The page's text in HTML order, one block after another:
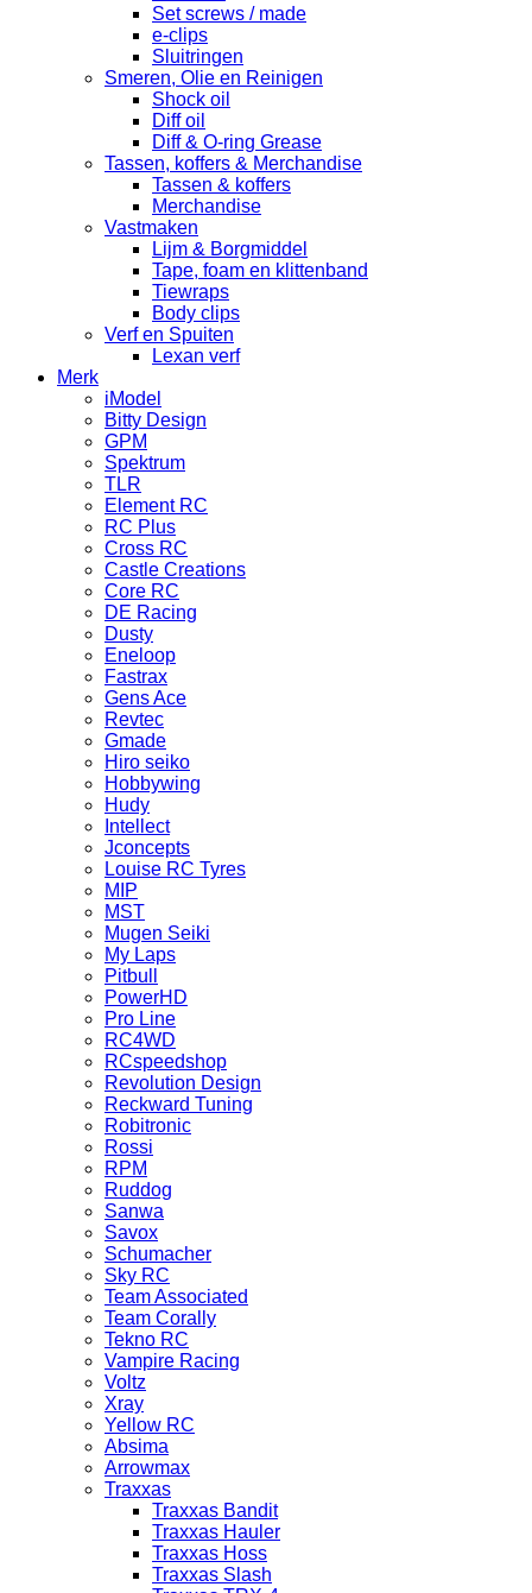
Set screws / made
e-clips
Sluitringen
Smeren, Olie en Reinigen
Shock oil
Diff oil
Diff & O-ring Grease
Tassen, koffers & Merchandise
Tassen & koffers
Merchandise
Vastmaken
Lijm & Borgmiddel
Tape, foam en klittenband
Tiewraps
Body clips
Verf en Spuiten
Lexan verf
Merk
iModel
Bitty Design
GPM
Spektrum
TLR
Element RC
RC Plus
Cross RC
Castle Creations
Core RC
DE Racing
Dusty
Eneloop
Fastrax
Gens Ace
Revtec
Gmade
Hiro seiko
Hobbywing
Hudy
Intellect
Jconcepts
Louise RC Tyres
MIP
MST
Mugen Seiki
My Laps
Pitbull
PowerHD
Pro Line
RC4WD
RCspeedshop
Revolution Design
Reckward Tuning
Robitronic
Rossi
RPM
Ruddog
Sanwa
Savox
Schumacher
Sky RC
Team Associated
Team Corally
Tekno RC
Vampire Racing
Voltz
Xray
Yellow RC
Absima
Arrowmax
Traxxas
Traxxas Bandit
Traxxas Hauler
Traxxas Hoss
Traxxas Slash